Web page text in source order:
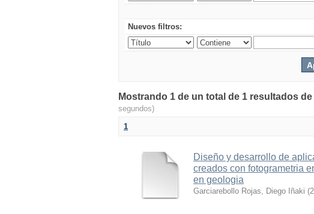
Nuevos filtros:
Mostrando 1 de un total de 1 resultados
segundos)
1
Diseño y desarrollo de
creados con fotogrametria
en geologia
Garciarebollo Rojas, Diego Iñaki (